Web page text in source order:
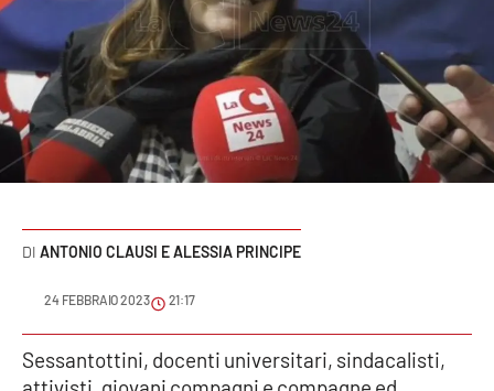
Italia Mondo
Sanità
Sport
Cultura
Podcast
Meteo
Editoriali
ANTONIO CLAUSI E ALESSIA PRINCIPE
24 FEBBRAIO 2023 21:17
Sessantottini, docenti universitari, sindacalisti,